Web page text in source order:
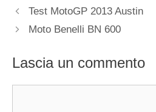
Test MotoGP 2013 Austin
Moto Benelli BN 600
Lascia un commento